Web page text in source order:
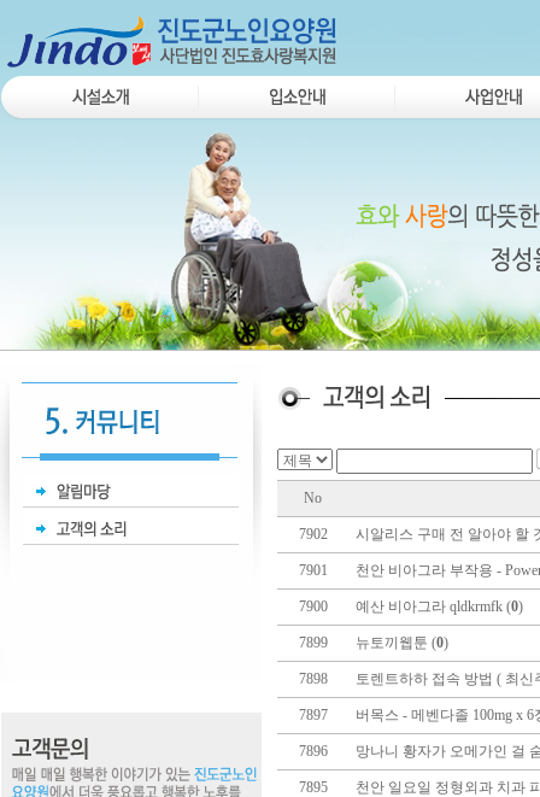
No
7902 시알리스 구매 전 알아야 할
7901 천안 비아그라 부작용 -
7900 예산 비아그라 qldkrmfk (0)
7899 뉴토끼웹툰 (0)
7898 토렌트하하 접속 방법 ( 최
7897 버목스 - 메벤다졸 100mg x
7896 망나니 황자가 오메가인 걸
7895 천안 일요일 정형외과 치과